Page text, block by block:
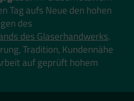
Tag aufs Neue den hohen
des
des Glaserhandwerks.
Tradition, Kundennähe
auf geprüft hohem